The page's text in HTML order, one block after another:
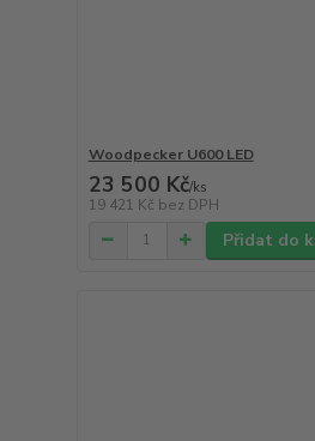
Woodpecker U600 LED
23 500 Kč/ks
19 421 Kč bez DPH
Přidat do